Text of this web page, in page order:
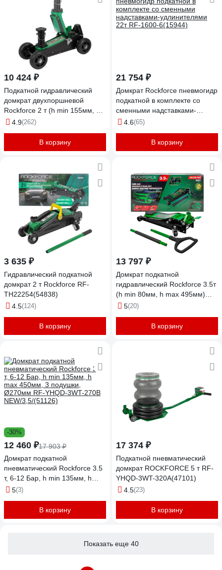
10 424 ₽
Подкатной гидравлический
домкрат двухпоршневой
Rockforce 2 т (h min 155мм, h
max 575мм) RF-TH33007
4.9(262)
В корзину
21 754 ₽
Домкрат Rockforce пневмогидр
подкатной в комплекте со
сменными надставками-
удлинителями 22т RF-1600-
4.6(65)
В корзину
3 635 ₽
Гидравлический подкатной
домкрат 2 т Rockforce RF-
TH22254(54838)
4.5(124)
В корзину
13 797 ₽
Домкрат подкатной
гидравлический Rockforce 3.5т
(h min 80мм, h max 495мм)
RF-T830018Z MST(58614)
5(20)
В корзину
-30%
12 460 ₽17 903 ₽
Домкрат подкатной
пневматический Rockforce 3.5
т, 6-12 Бар, h min 135мм, h
max 450мм, 3 подушки,
NEW/3,5/(51126)
5(3)
В корзину
17 374 ₽
Подкатной пневматический
домкрат ROCKFORCE 5 т RF-
YHQD-3WT-320A(47101)
4.5(23)
В корзину
Показать еще 40